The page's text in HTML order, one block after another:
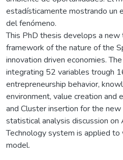
estadísticamente mostrando un
del fenómeno.
This PhD thesis develops a
framework of the nature of the
innovation driven economies.
integrating 52 variables trough
entrepreneurship behavior,
environment, value creation and
and Cluster insertion for the
statistical analysis discussion on
Technology system is applied
model.